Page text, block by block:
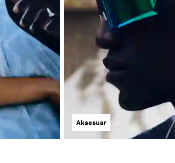
Aksesuar